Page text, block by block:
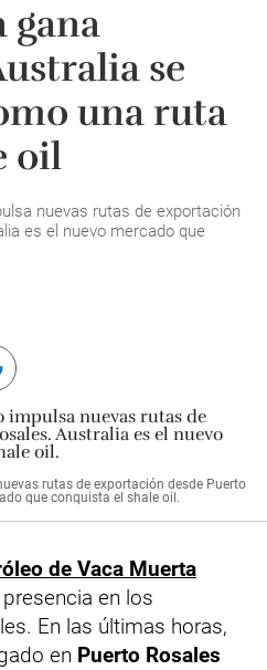
gana
se
una ruta
oil
nuevas rutas de exportación
es el nuevo mercado que
rutas de exportación desde Puerto
que conquista el shale oil.
de Vaca Muerta
en los
En las últimas horas,
en Puerto Rosales